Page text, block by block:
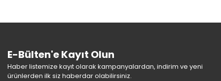
E-Bülten'e Kayıt Olun
Haber listemize kayıt olarak kampanyalardan, indirim ve yeni
ürünlerden ilk siz haberdar olabilirsiniz.